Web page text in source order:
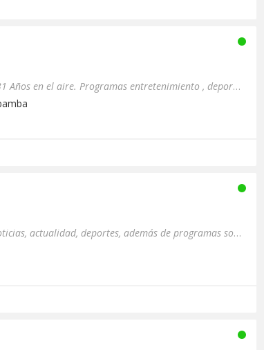
Formato Adulto Contemporaneo 31 Años en el aire. Programas entretenimiento , deportes, contactos internacionales.
El contenido de la radio incluye noticias, actualidad, deportes, además de programas sobre EDUCACIÓN Y CULTURA.